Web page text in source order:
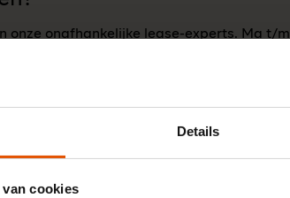
Details
cookies
onze onafhankelijke lease-experts. Ma t/m